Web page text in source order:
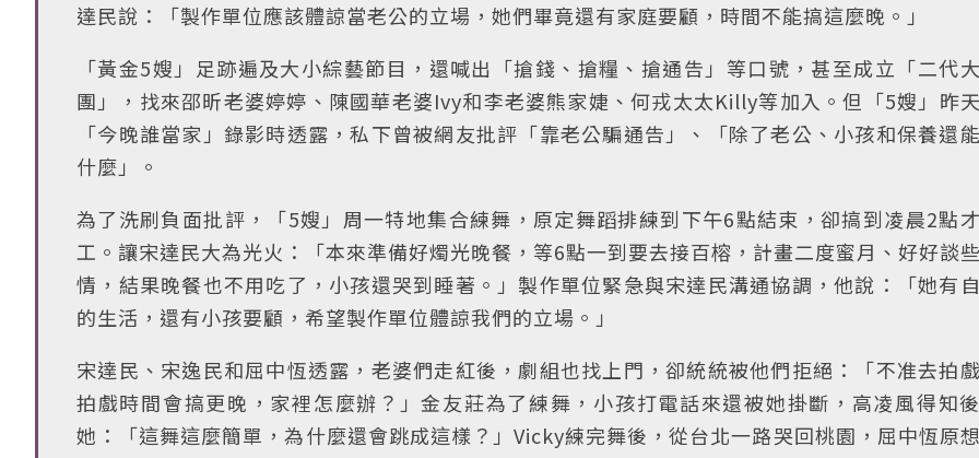
達民說：「製作單位應該體諒當老公的立場，她們畢竟還有家庭要顧，時間不能搞這麼晚。」
「黃金5嫂」足跡遍及大小綜藝節目，還喊出「搶錢、搶糧、搶通告」等口號，甚至成立「二代
團」，找來邵昕老婆婷婷、陳國華老婆Ivy和李老婆熊家婕、何戎太太Killy等加入。但「5嫂」昨
「今晚誰當家」錄影時透露，私下曾被網友批評「靠老公騙通告」、「除了老公、小孩和保養還
什麼」。
為了洗刷負面批評，「5嫂」周一特地集合練舞，原定舞蹈排練到下午6點結束，卻搞到凌晨2點
工。讓宋達民大為光火：「本來準備好燭光晚餐，等6點一到要去接百榕，計畫二度蜜月、好好談
情，結果晚餐也不用吃了，小孩還哭到睡著。」製作單位緊急與宋達民溝通協調，他說：「她有
的生活，還有小孩要顧，希望製作單位體諒我們的立場。」
宋達民、宋逸民和屈中恆透露，老婆們走紅後，劇組也找上門，卻統統被他們拒絕：「不准去拍
拍戲時間會搞更晚，家裡怎麼辦？」金友莊為了練舞，小孩打電話來還被她掛斷，高凌風得知
她：「這舞這麼簡單，為什麼還會跳成這樣？」Vicky練完舞後，從台北一路哭回桃園，屈中恆原